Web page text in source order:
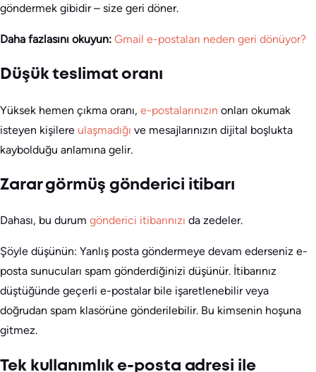
göndermek gibidir – size geri döner.
Daha fazlasını okuyun: Gmail e-postaları neden geri dönüyor?
Düşük teslimat oranı
Yüksek hemen çıkma oranı, e-postalarınızın onları okumak
isteyen kişilere ulaşmadığı ve mesajlarınızın dijital boşlukta
kaybolduğu anlamına gelir.
Zarar görmüş gönderici itibarı
Dahası, bu durum gönderici itibarınızı da zedeler.
Şöyle düşünün: Yanlış posta göndermeye devam ederseniz e-
posta sunucuları spam gönderdiğinizi düşünür. İtibarınız
düştüğünde geçerli e-postalar bile işaretlenebilir veya
doğrudan spam klasörüne gönderilebilir. Bu kimsenin hoşuna
gitmez.
Tek kullanımlık e-posta adresi ile